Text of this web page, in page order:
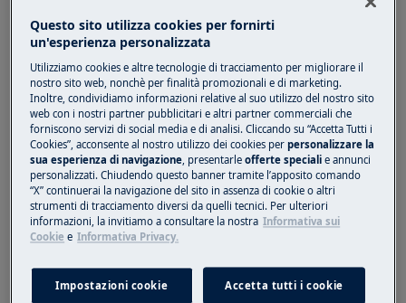
ATTENZIONE!RISCHIO DI SCHIACCIAMENTO
Indossa guanti di protezione se esegui lavori di
manutenzione o riparazione che coinvolgono
cinghie.
Questo sito utilizza cookies per fornirti
un'esperienza personalizzata
Utilizziamo cookies e altre tecnologie di tracciamento per migliorare il
nostro sito web, nonchè per finalità promozionali e di marketing.
Inoltre, condividiamo informazioni relative al suo utilizzo del nostro sito
web con i nostri partner pubblicitari e altri partner commerciali che
forniscono servizi di social media e di analisi. Cliccando su “Accetta Tutti i
Cookies”, acconsente al nostro utilizzo dei cookies perpersonalizzare la
sua esperienza di navigazione , presentarleofferte speciali e annunci
personalizzati. Chiudendo questo banner tramite l’apposito comando
“X” continuerai la navigazione del sito in assenza di cookie o altri
strumenti di tracciamento diversi da quelli tecnici. Per ulteriori
informazioni, la invitiamo a consultare la nostra Informativa sui
Cookie e Informativa Privacy.
Impostazioni cookie Accetta tutti i cookie